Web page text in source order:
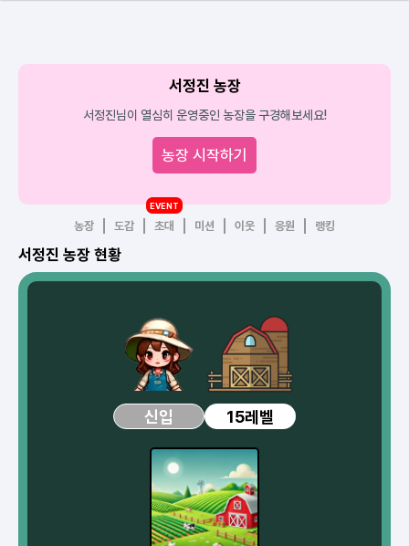
서정진 농장
서정진님이 열심히 운영중인 농장을 구경해보세요!
농장 시작하기
농장 도감 초대
EVENT
미션 이웃 응원 랭킹
서정진 농장 현황
신입 15레벨